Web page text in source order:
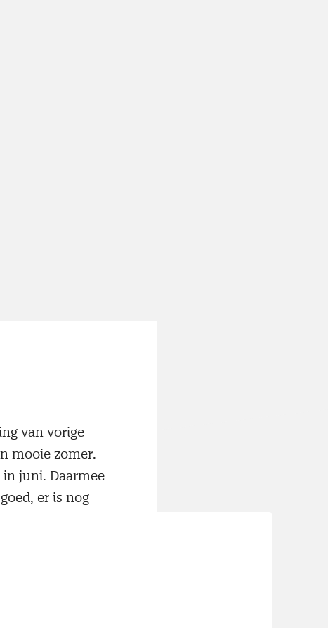
van vorige
mooie zomer.
in juni. Daarmee
er is nog
jaar (licht)